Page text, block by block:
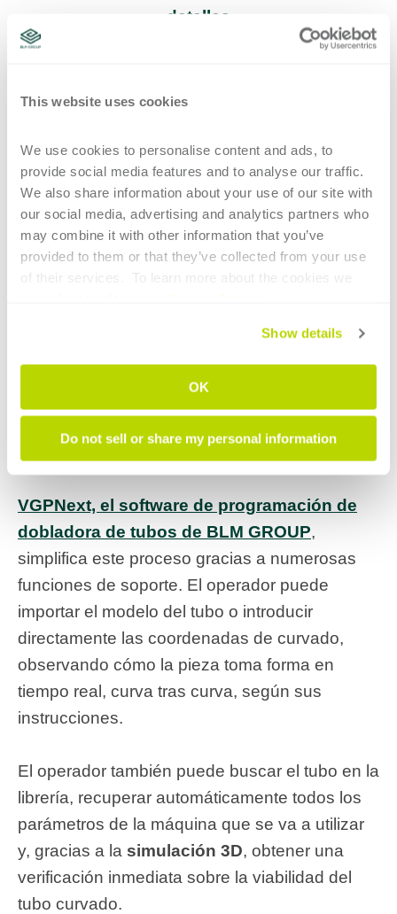
This website uses cookies
We use cookies to personalise content and ads, to
provide social media features and to analyse our traffic.
We also share information about your use of our site with
our social media, advertising and analytics partners who
may combine it with other information that you’ve
provided to them or that they’ve collected from your use
of their services.  To learn more about the cookies we
Show details
OK
Do not sell or share my personal information
detalles
Programación de la dobladora
de tubos: ¿cuáles son los
principales elementos que
marcan la diferencia?
La programación eficaz de una dobladora de
tubos es otro elemento de particular
software CAD/CAM
usar, que le permita tener una visión clara de lo
que está programando y de cómo operará la
máquina, es fundamental.
VGPNext, el software de programación de
dobladora de tubos de BLM GROUP,
simplifica este proceso gracias a numerosas
funciones de soporte. El operador puede
importar el modelo del tubo o introducir
directamente las coordenadas de curvado,
observando cómo la pieza toma forma en
tiempo real, curva tras curva, según sus
instrucciones.
El operador también puede buscar el tubo en la
librería, recuperar automáticamente todos los
parámetros de la máquina que se va a utilizar
y, gracias a la simulación 3D, obtener una
verificación inmediata sobre la viabilidad del
tubo curvado.